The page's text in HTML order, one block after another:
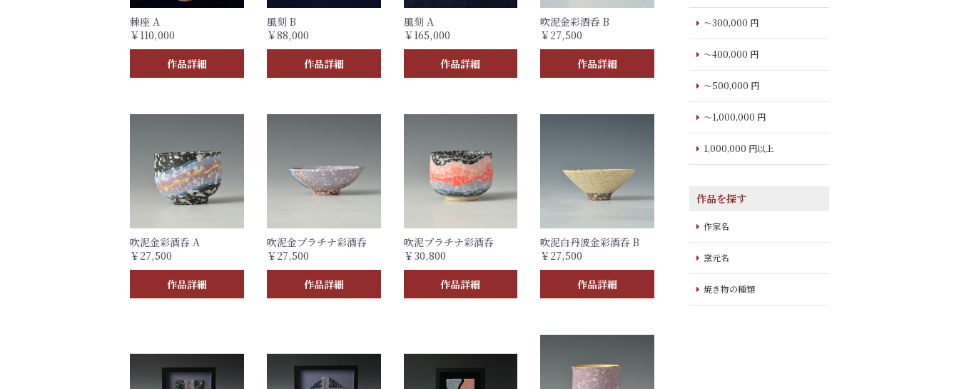
棘座 A
￥110,000
作品詳細
風刻 B
￥88,000
作品詳細
風刻 A
￥165,000
作品詳細
吹泥金彩酒呑 B
￥27,500
作品詳細
吹泥金彩酒呑 A
￥27,500
作品詳細
吹泥金プラチナ彩酒呑
￥27,500
作品詳細
吹泥プラチナ彩酒呑
￥30,800
作品詳細
吹泥白丹波金彩酒呑 B
￥27,500
作品詳細
～300,000 円
～400,000 円
～500,000 円
～1,000,000 円
1,000,000 円以上
作品を探す
作家名
窯元名
焼き物の種類